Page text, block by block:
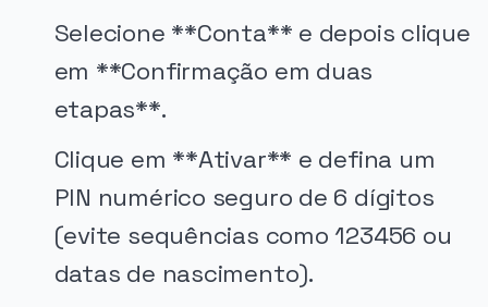
Selecione **Conta** e depois clique
em **Confirmação em duas
etapas**.
Clique em **Ativar** e defina um
PIN numérico seguro de 6 dígitos
(evite sequências como 123456 ou
datas de nascimento).